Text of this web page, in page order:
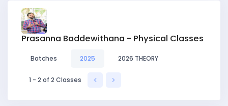
Prasanna Baddewithana - Physical Classes
Batches 2025 2026 THEORY
1 - 2 of 2 Classes